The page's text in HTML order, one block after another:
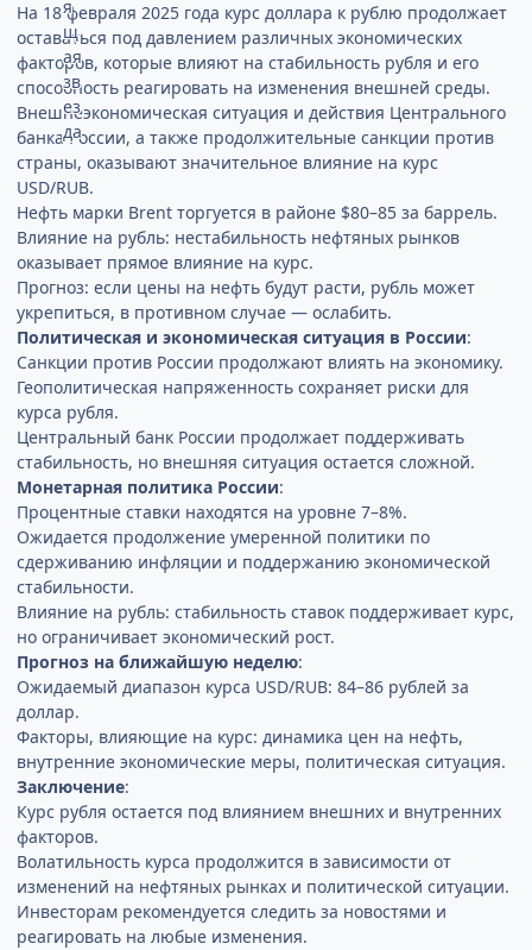
На 18 февраля 2025 года курс доллара к рублю продолжает
оставаться под давлением различных экономических
факторов, которые влияют на стабильность рубля и его
способность реагировать на изменения внешней среды.
Внешнеэкономическая ситуация и действия Центрального
банка России, а также продолжительные санкции против
страны, оказывают значительное влияние на курс
USD/RUB.
Нефть марки Brent торгуется в районе $80–85 за баррель.
Влияние на рубль: нестабильность нефтяных рынков
оказывает прямое влияние на курс.
Прогноз: если цены на нефть будут расти, рубль может
укрепиться, в противном случае — ослабить.
Политическая и экономическая ситуация в России:
Санкции против России продолжают влиять на экономику.
Геополитическая напряженность сохраняет риски для
курса рубля.
Центральный банк России продолжает поддерживать
стабильность, но внешняя ситуация остается сложной.
Монетарная политика России:
Процентные ставки находятся на уровне 7–8%.
Ожидается продолжение умеренной политики по
сдерживанию инфляции и поддержанию экономической
стабильности.
Влияние на рубль: стабильность ставок поддерживает курс,
но ограничивает экономический рост.
Прогноз на ближайшую неделю:
Ожидаемый диапазон курса USD/RUB: 84–86 рублей за
доллар.
Факторы, влияющие на курс: динамика цен на нефть,
внутренние экономические меры, политическая ситуация.
Заключение:
Курс рубля остается под влиянием внешних и внутренних
факторов.
Волатильность курса продолжится в зависимости от
изменений на нефтяных рынках и политической ситуации.
Инвесторам рекомендуется следить за новостями и
реагировать на любые изменения.